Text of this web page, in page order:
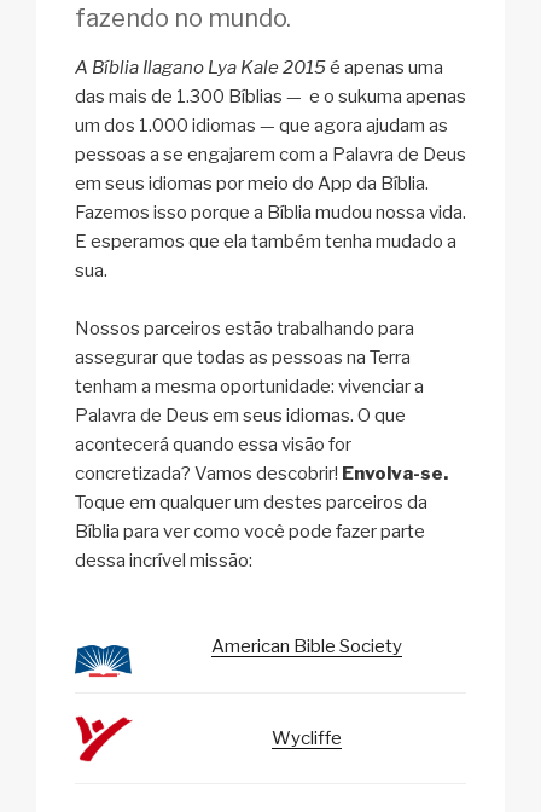
fazendo no mundo.
A Bíblia Ilagano Lya Kale 2015é apenas uma
das mais de 1.300 Bíblias — e o sukuma apenas
um dos 1.000 idiomas — que agora ajudam as
pessoas a se engajarem com a Palavra de Deus
em seus idiomas por meio do App da Bíblia.
Fazemos isso porque a Bíblia mudou nossa vida.
E esperamos que ela também tenha mudado a
sua.
Nossos parceiros estão trabalhando para
assegurar que todas as pessoas na Terra
tenham a mesma oportunidade: vivenciar a
Palavra de Deus em seus idiomas. O que
acontecerá quando essa visão for
concretizada? Vamos descobrir! Envolva-se.
Toque em qualquer um destes parceiros da
Bíblia para ver como você pode fazer parte
dessa incrível missão:
American Bible Society
Wycliffe